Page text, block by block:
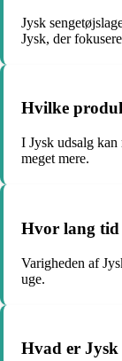
Jysk
Jysk, der
Hvilke
I Jysk udsalg kan
meget mere.
Hvor lang
Varigheden af
uge.
Hvad er